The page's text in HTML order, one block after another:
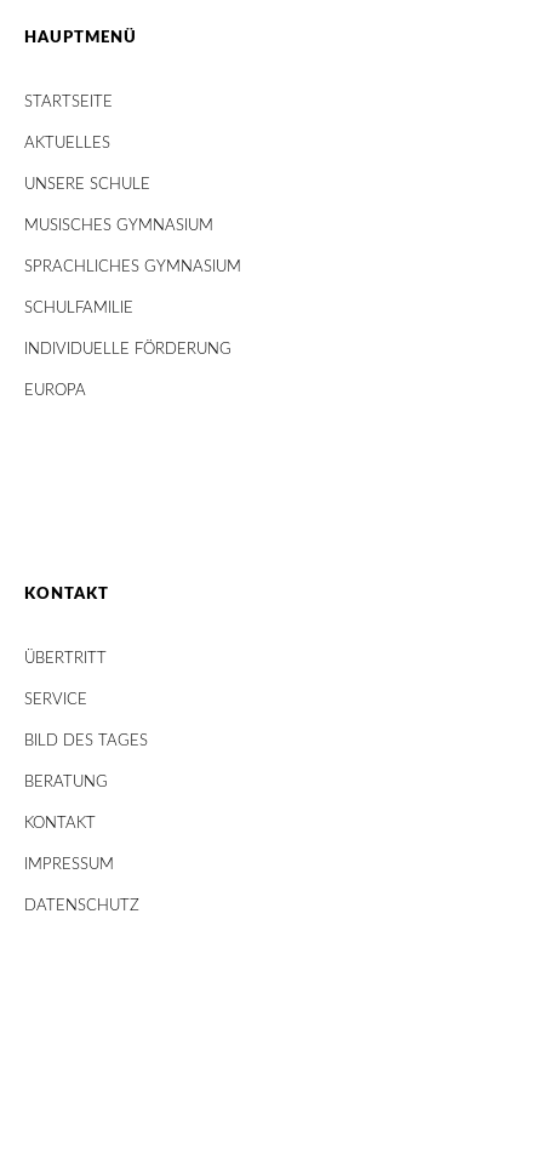
HAUPTMENÜ
STARTSEITE
AKTUELLES
UNSERE SCHULE
MUSISCHES GYMNASIUM
SPRACHLICHES GYMNASIUM
SCHULFAMILIE
INDIVIDUELLE FÖRDERUNG
EUROPA
KONTAKT
ÜBERTRITT
SERVICE
BILD DES TAGES
BERATUNG
KONTAKT
IMPRESSUM
DATENSCHUTZ